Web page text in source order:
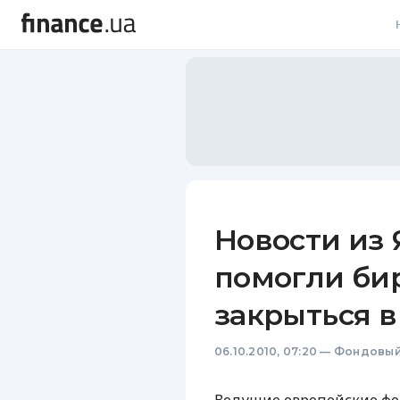
Новости
помогли
закрыться
06.10.2010, 07:20 —